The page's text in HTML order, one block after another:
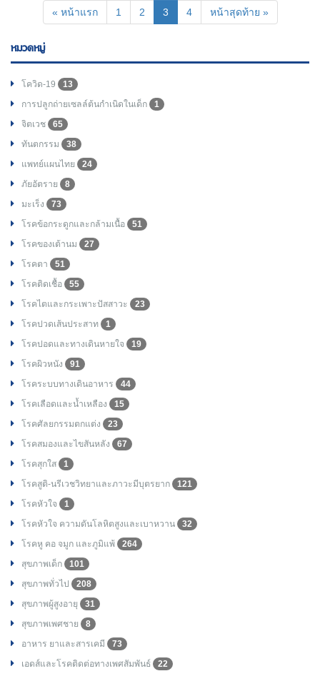
« หน้าแรก 1 2 3(current)
4 หน้าสุดท้าย »
หมวดหมู่
โควิด-19
13
การปลูกถ่ายเซลล์ต้นกำเนิดในเด็ก
1
จิตเวช
65
ทันตกรรม
38
แพทย์แผนไทย
24
ภัยอัตราย
8
มะเร็ง
73
โรคข้อกระดูกและกล้ามเนื้อ
51
โรคของเต้านม
27
โรคตา
51
โรคติดเชื้อ
55
โรคไตและกระเพาะปัสสาวะ
23
โรคปวดเส้นประสาท
1
โรคปอดและทางเดินหายใจ
19
โรคผิวหนัง
91
โรคระบบทางเดินอาหาร
44
โรคเลือดและน้ำเหลือง
15
โรคศัลยกรรมตกแต่ง
23
โรคสมองและไขสันหลัง
67
โรคสุกใส
1
โรคสูติ-นรีเวชวิทยาและภาวะมีบุตรยาก
121
โรคหัวใจ
1
โรคหัวใจ ความดันโลหิตสูงและเบาหวาน
32
โรคหู คอ จมูก และภูมิแพ้
264
สุขภาพเด็ก
101
สุขภาพทั่วไป
208
สุขภาพผู้สูงอายุ
31
สุขภาพเพศชาย
8
อาหาร ยาและสารเคมี
73
เอดส์และโรคติดต่อทางเพศสัมพันธ์
22